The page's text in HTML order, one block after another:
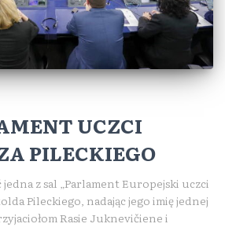
UCZCI
PILECKIEGO
z sal „Parlament Europejski uczci
Pileckiego, nadając jego imię jednej
Rasie Juknevičiene i